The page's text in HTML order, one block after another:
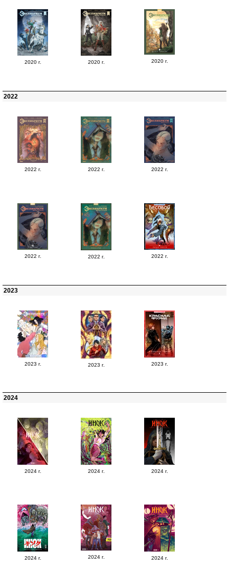
2020 г. 2020 г. 2020 г.
2022
2022 г. 2022 г. 2022 г.
2022 г. 2022 г. 2022 г.
2023
2023 г. 2023 г. 2023 г.
2024
2024 г. 2024 г. 2024 г.
2024 г. 2024 г. 2024 г.